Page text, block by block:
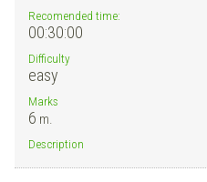
Recomended time:
00:30:00
Difficulty
easy
Marks
6 m.
Description